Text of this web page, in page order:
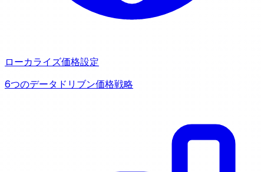
ローカライズ価格設定
6つのデータドリブン価格戦略